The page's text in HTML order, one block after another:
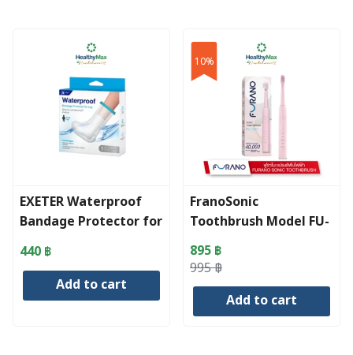
EXETER Waterproof
Bandage Protector for
Leg
440 ฿
Add to cart
10%
FranoSonic
Toothbrush Model FU-
100 Pink
995฿
Original
price
895 ฿
Current
price
Add to cart